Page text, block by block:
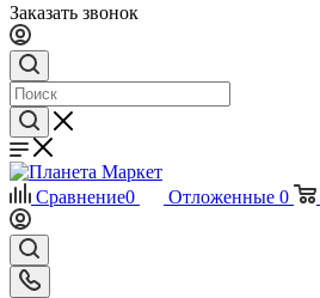
Заказать звонок
Сравнение0 Отложенные 0